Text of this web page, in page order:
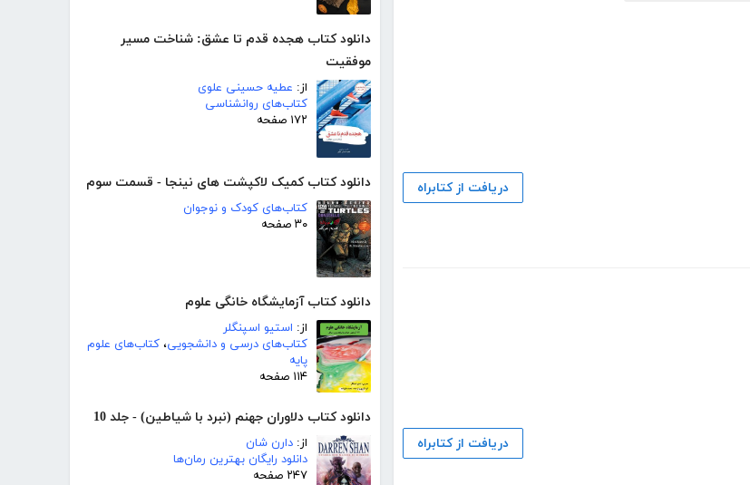
دانلود کتاب هجده قدم تا عشق: شناخت مسیر
موفقیت
از: عطیه حسینی علوی
کتاب‌های روانشناسی
۱۷۲ صفحه
دانلود کتاب کمیک لاکپشت های نینجا - قسمت سوم
کتاب‌های کودک و نوجوان
۳۰ صفحه
دانلود کتاب آزمایشگاه خانگی علوم
از: استیو اسپنگلر
کتاب‌های درسی و دانشجویی، کتاب‌های علوم
پایه
۱۱۴ صفحه
دانلود کتاب دلاوران جهنم (نبرد با شیاطین) - جلد 10
از: دارن شان
دانلود رایگان بهترین رمان‌ها
۲۴۷ صفحه
دریافت از کتابراه
دریافت از کتابراه